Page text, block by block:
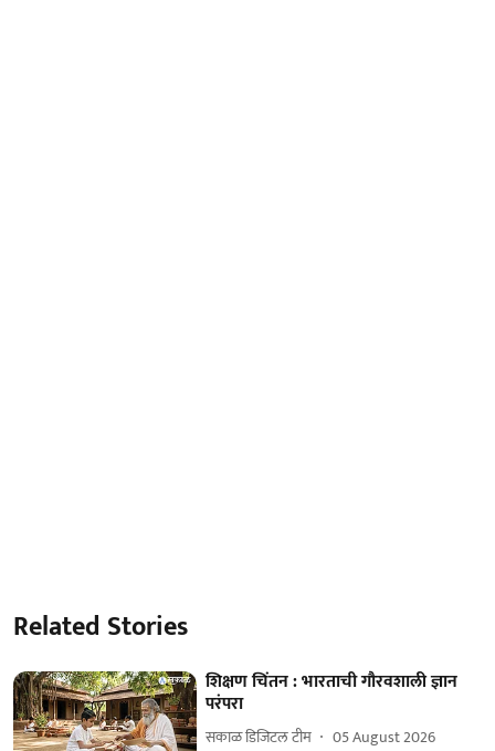
Related Stories
शिक्षण चिंतन : भारताची गौरवशाली ज्ञान
परंपरा
सकाळ डिजिटल टीम 05 August 2026